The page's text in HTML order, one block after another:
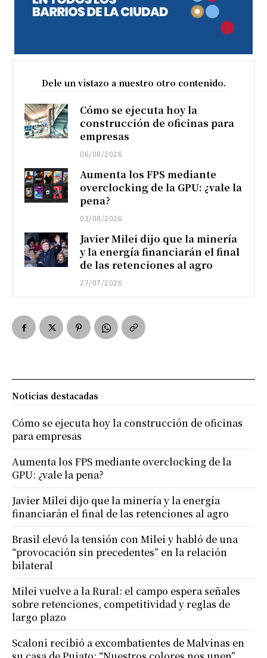
Dele un vistazo a nuestro otro contenido.
Cómo se ejecuta hoy la
construcción de oficinas para
empresas
06/08/2026
Aumenta los FPS mediante
overclocking de la GPU: ¿vale la
pena?
03/08/2026
Javier Milei dijo que la minería
y la energía financiarán el final
de las retenciones al agro
27/07/2026
Noticias destacadas
Cómo se ejecuta hoy la construcción de oficinas
para empresas
Aumenta los FPS mediante overclocking de la
GPU: ¿vale la pena?
Javier Milei dijo que la minería y la energía
financiarán el final de las retenciones al agro
Brasil elevó la tensión con Milei y habló de una
“provocación sin precedentes” en la relación
bilateral
Milei vuelve a la Rural: el campo espera señales
sobre retenciones, competitividad y reglas de
largo plazo
Scaloni recibió a excombatientes de Malvinas en